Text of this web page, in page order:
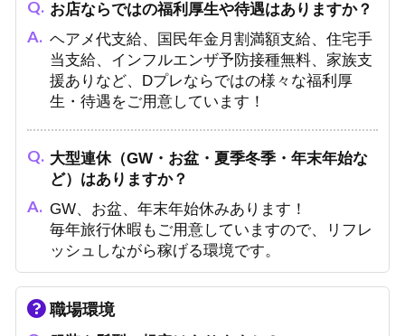
お店ならではの福利厚生や待遇はありますか？
ヘアメ代支給、国民年金月割満額支給、住宅手
当支給、インフルエンザ予防接種無料、家族支
援ありなど、Dプレならではの様々な福利厚
生・待遇をご用意しています！
大型連休（GW・お盆・夏季冬季・年末年始な
ど）はありますか？
GW、お盆、年末年始休みあります！
毎年旅行休暇もご用意していますので、リフレ
ッシュしながら稼げる環境です。
職場環境